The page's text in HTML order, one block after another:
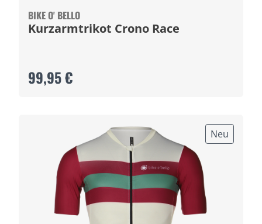
BIKE O' BELLO
Kurzarmtrikot Crono Race
99,95 €
Neu